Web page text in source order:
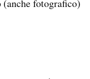
fotografico)